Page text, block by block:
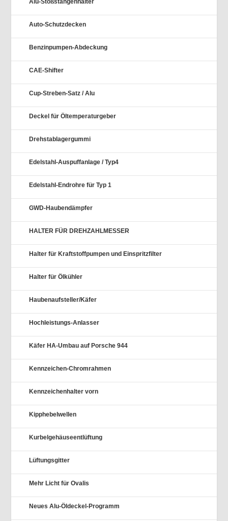
Alu-Stoßstangenhalter
Auto-Schutzdecken
Benzinpumpen-Abdeckung
CAE-Shifter
Cup-Streben-Satz / Alu
Deckel für Öltemperaturgeber
Drehstablagergummi
Edelstahl-Auspuffanlage / Typ4
Edelstahl-Endrohre für Typ 1
GWD-Haubendämpfer
HALTER FÜR DREHZAHLMESSER
Halter für Kraftstoffpumpen und Einspritzfilter
Halter für Ölkühler
Haubenaufsteller/Käfer
Hochleistungs-Anlasser
Käfer HA-Umbau auf Porsche 944
Kennzeichen-Chromrahmen
Kennzeichenhalter vorn
Kipphebelwellen
Kurbelgehäuseentlüftung
Lüftungsgitter
Mehr Licht für Ovalis
Neues Alu-Öldeckel-Programm